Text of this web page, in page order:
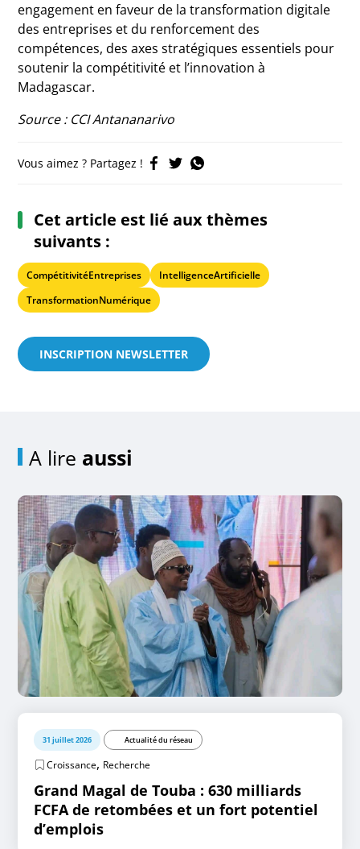
engagement en faveur de la transformation digitale
des entreprises et du renforcement des
compétences, des axes stratégiques essentiels pour
soutenir la compétitivité et l’innovation à
Madagascar.
Source : CCI Antananarivo
Vous aimez ? Partagez !
Cet article est lié aux thèmes
suivants :
CompétitivitéEntreprises
IntelligenceArtificielle
TransformationNumérique
INSCRIPTION NEWSLETTER
A lire aussi
31 juillet 2026 Actualité du réseau
Croissance, Recherche
Grand Magal de Touba : 630 milliards
FCFA de retombées et un fort potentiel
d’emplois